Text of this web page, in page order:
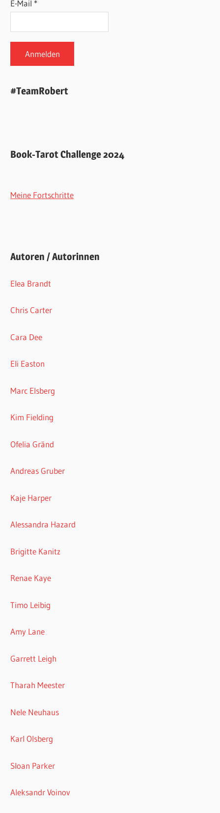
E-Mail *
#TeamRobert
Book-Tarot Challenge 2024
Meine Fortschritte
Autoren / Autorinnen
Elea Brandt
Chris Carter
Cara Dee
Eli Easton
Marc Elsberg
Kim Fielding
Ofelia Gränd
Andreas Gruber
Kaje Harper
Alessandra Hazard
Brigitte Kanitz
Renae Kaye
Timo Leibig
Amy Lane
Garrett Leigh
Tharah Meester
Nele Neuhaus
Karl Olsberg
Sloan Parker
Aleksandr Voinov